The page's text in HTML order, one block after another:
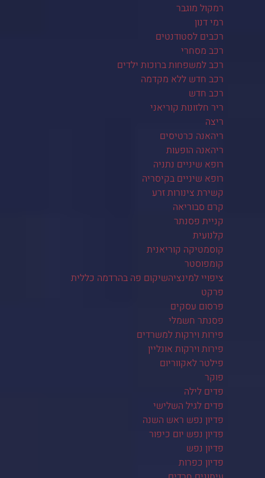
רמקול מוגבר
רמי דנון
רכבים לסטודנטים
רכב מסחרי
רכב למשפחות ברוכות ילדים
רכב חדש ללא מקדמה
רכב חדש
ריר חלזונות קוריאני
ריצה
ריהאנה כרטיסים
ריהאנה הופעות
רופא שיניים נתניה
רופא שיניים בקיסריה
קשירת צינורות זרע
קרם סבוריאה
קניית פסנתר
קלנועית
קוסמטיקה קוריאנית
קומפוסטר
ציפויי למינציהשיקום פה בהרדמה כללית
פרקט
פרסום עסקים
פסנתר חשמלי
פירות וירקות למשרדים
פירות וירקות אונליין
פילטר לאקווריום
פוקר
פדים לילה
פדים לגיל השלישי
פדיון נפש ראש השנה
פדיון נפש יום כיפור
פדיון נפש
פדיון כפרות